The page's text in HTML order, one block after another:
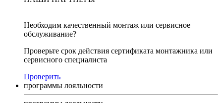
Необходим качественный монтаж или сервисное
обслуживание?
Проверьте срок действия сертификата монтажника или
сервисного специалиста
Проверить
программы лояльности